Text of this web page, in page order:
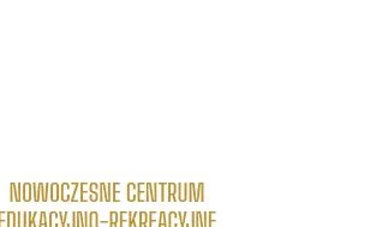
do strony Centrum Edukacyjno Rekreacyjne